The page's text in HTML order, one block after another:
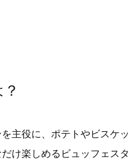
主役に、ポテトやビスケ
け楽しめるビュッフェス